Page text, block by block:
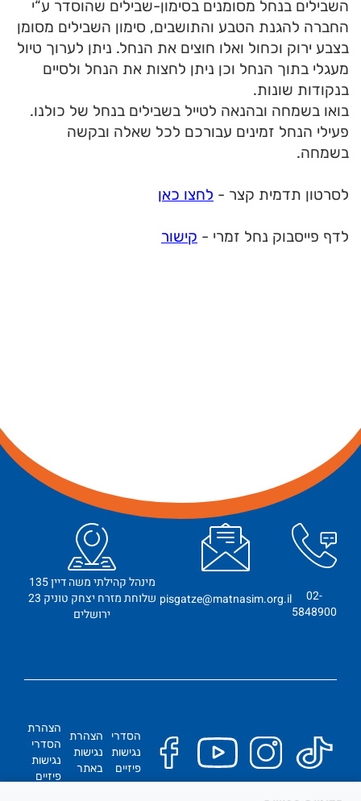
השבילים בנחל מסומנים בסימון-שבילים שהוסדר ע“י
החברה להגנת הטבע והתושבים, סימון השבילים מסומן
בצבע ירוק וכחול ואלו חוצים את הנחל. ניתן לערוך טיול
מעגלי בתוך הנחל וכן ניתן לחצות את הנחל ולסיים
בנקודות שונות.
בואו בשמחה ובהנאה לטייל בשבילים בנחל של כולנו.
פעילי הנחל זמינים עבורכם לכל שאלה ובקשה
בשמחה.
לסרטון תדמית קצר - לחצו כאן
לדף פייסבוק נחל זמרי - קישור
02-
5848900
pisgatze@matnasim.org.il
מינהל קהילתי משה דיין 135
שלוחת מזרח יצחק טוניק 23
ירושלים
הסדרי
נגישות
פיזיים
הצהרת
נגישות
באתר
הצהרת
הסדרי
נגישות
פיזיים